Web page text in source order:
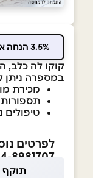
3.5% הנחה אוטומטית למשלמים בכרטיס המועדון
קוקו לה כלב,
במספרה ניתן
מכירת
לפרטים
תוקף